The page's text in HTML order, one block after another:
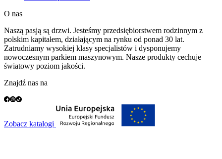
O nas
Naszą pasją są drzwi. Jesteśmy przedsiębiorstwem rodzinnym z
polskim kapitałem, działającym na rynku od ponad 30 lat.
Zatrudniamy wysokiej klasy specjalistów i dysponujemy
nowoczesnym parkiem maszynowym. Nasze produkty cechuje
światowy poziom jakości.
Znajdź nas na
Zobacz katalogi